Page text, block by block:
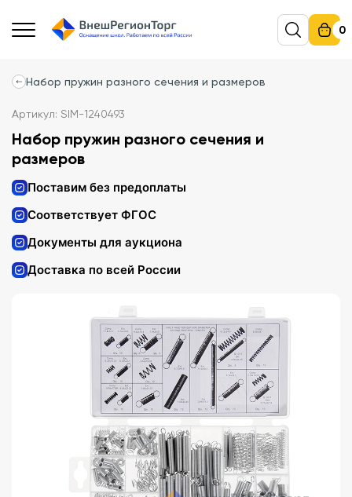
0
Набор пружин разного сечения и размеров
Артикул: SIM-1240493
Набор пружин разного сечения и
размеров
Поставим без предоплаты
Соответствует ФГОС
Документы для аукциона
Доставка по всей России